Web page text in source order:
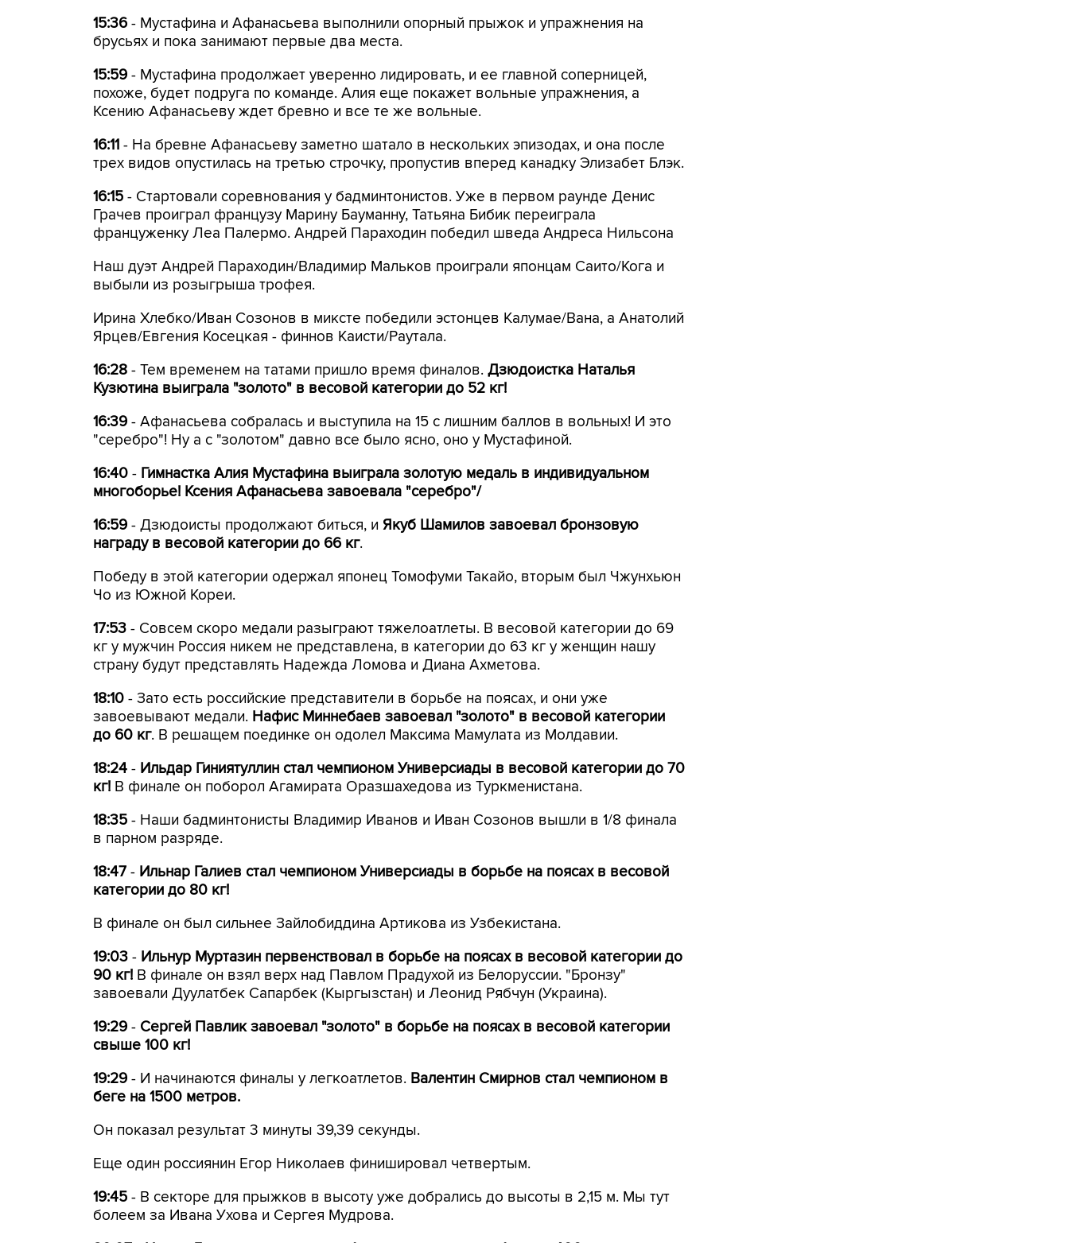
15:36 - Мустафина и Афанасьева выполнили опорный прыжок и упражнения на
брусьях и пока занимают первые два места.
15:59 - Мустафина продолжает уверенно лидировать, и ее главной соперницей,
похоже, будет подруга по команде. Алия еще покажет вольные упражнения, а
Ксению Афанасьеву ждет бревно и все те же вольные.
16:11 - На бревне Афанасьеву заметно шатало в нескольких эпизодах, и она после
трех видов опустилась на третью строчку, пропустив вперед канадку Элизабет Блэк.
16:15 - Стартовали соревнования у бадминтонистов. Уже в первом раунде Денис
Грачев проиграл французу Марину Бауманну, Татьяна Бибик переиграла
француженку Леа Палермо. Андрей Параходин победил шведа Андреса Нильсона
Наш дуэт Андрей Параходин/Владимир Мальков проиграли японцам Саито/Кога и
выбыли из розыгрыша трофея.
Ирина Хлебко/Иван Созонов в миксте победили эстонцев Калумае/Вана, а Анатолий
Ярцев/Евгения Косецкая - финнов Каисти/Раутала.
16:28 - Тем временем на татами пришло время финалов. Дзюдоистка Наталья
Кузютина выиграла "золото" в весовой категории до 52 кг!
16:39 - Афанасьева собралась и выступила на 15 с лишним баллов в вольных! И это
"серебро"! Ну а с "золотом" давно все было ясно, оно у Мустафиной.
16:40 - Гимнастка Алия Мустафина выиграла золотую медаль в индивидуальном
многоборье! Ксения Афанасьева завоевала "серебро"/
16:59 - Дзюдоисты продолжают биться, и Якуб Шамилов завоевал бронзовую
награду в весовой категории до 66 кг.
Победу в этой категории одержал японец Томофуми Такайо, вторым был Чжунхьюн
Чо из Южной Кореи.
17:53 - Совсем скоро медали разыграют тяжелоатлеты. В весовой категории до 69
кг у мужчин Россия никем не представлена, в категории до 63 кг у женщин нашу
страну будут представлять Надежда Ломова и Диана Ахметова.
18:10 - Зато есть российские представители в борьбе на поясах, и они уже
завоевывают медали. Нафис Миннебаев завоевал "золото" в весовой категории
до 60 кг. В решащем поединке он одолел Максима Мамулата из Молдавии.
18:24 - Ильдар Гиниятуллин стал чемпионом Универсиады в весовой категории до 70
кг! В финале он поборол Агамирата Оразшахедова из Туркменистана.
18:35 - Наши бадминтонисты Владимир Иванов и Иван Созонов вышли в 1/8 финала
в парном разряде.
18:47 - Ильнар Галиев стал чемпионом Универсиады в борьбе на поясах в весовой
категории до 80 кг!
В финале он был сильнее Зайлобиддина Артикова из Узбекистана.
19:03 - Ильнур Муртазин первенствовал в борьбе на поясах в весовой категории до
90 кг! В финале он взял верх над Павлом Прадухой из Белоруссии. "Бронзу"
завоевали Дуулатбек Сапарбек (Кыргызстан) и Леонид Рябчун (Украина).
19:29 - Сергей Павлик завоевал "золото" в борьбе на поясах в весовой категории
свыше 100 кг!
19:29 - И начинаются финалы у легкоатлетов. Валентин Смирнов стал чемпионом в
беге на 1500 метров.
Он показал результат 3 минуты 39,39 секунды.
Еще один россиянин Егор Николаев финишировал четвертым.
19:45 - В секторе для прыжков в высоту уже добрались до высоты в 2,15 м. Мы тут
болеем за Ивана Ухова и Сергея Мудрова.